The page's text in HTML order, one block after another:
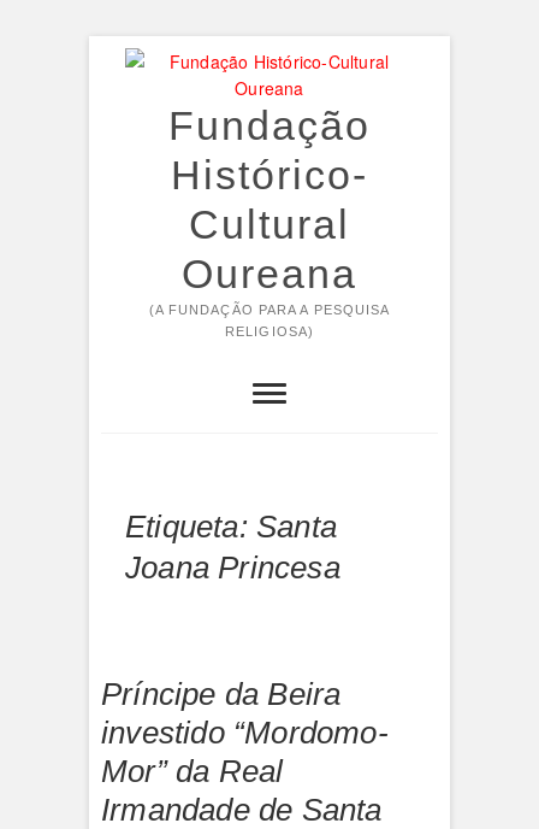
Fundação
Histórico-
Cultural
Oureana
(A FUNDAÇÃO PARA A PESQUISA
RELIGIOSA)
Etiqueta: Santa
Joana Princesa
Príncipe da Beira
investido “Mordomo-
Mor” da Real
Irmandade de Santa